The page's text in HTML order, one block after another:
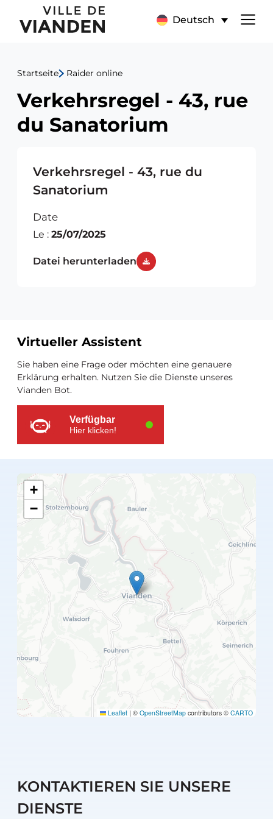
Verkehrsregel
43,
rue
du
Deutsch
Hauptnavigationsmenü
Startseite Raider online
Verkehrsregel - 43, rue
du Sanatorium
Verkehrsregel - 43, rue du
Sanatorium
Date
Le : 25/07/2025
Datei herunterladen
Zusätzliche
Ressourcen
Virtueller Assistent
Sie haben eine Frage oder möchten eine genauere
Erklärung erhalten. Nutzen Sie die Dienste unseres
Vianden Bot.
Verfügbar
Hier klicken!
+
−
Leaflet | © OpenStreetMap contributors © CARTO
KONTAKTIEREN SIE UNSERE
DIENSTE